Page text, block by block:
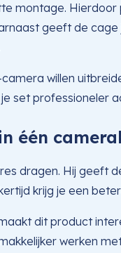
montage.
geeft de
willen
set professioneler
één
dragen. Hij geeft
krijg je een
dit product
werken